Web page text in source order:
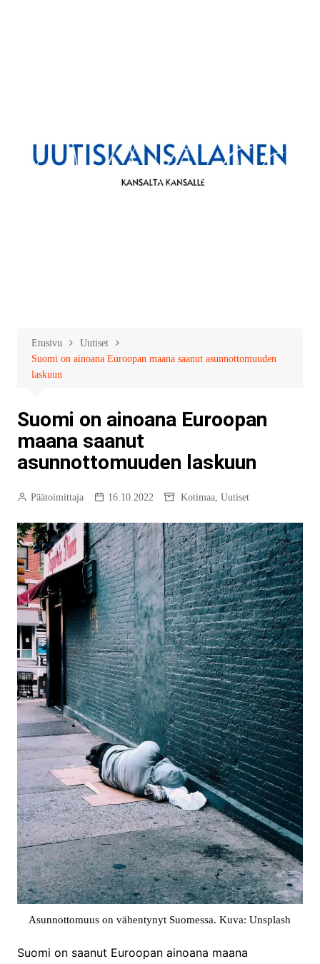
Etusivu
Uutiset
Suomi on ainoana Euroopan maana saanut asunnottomuuden
laskuun
Suomi on ainoana Euroopan
maana saanut
asunnottomuuden laskuun
Päätoimittaja 16.10.2022 Kotimaa, Uutiset
Asunnottomuus on vähentynyt Suomessa. Kuva: Unsplash
Suomi on saanut Euroopan ainoana maana